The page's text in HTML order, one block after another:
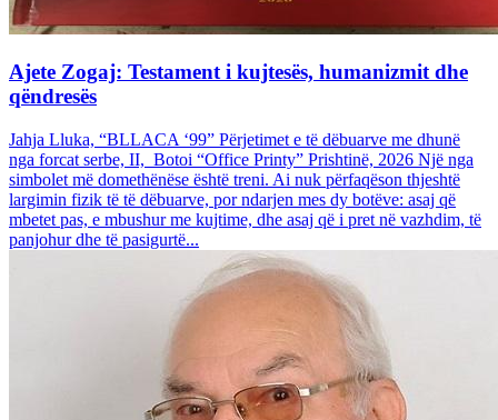
Ajete Zogaj: Testament i kujtesës, humanizmit dhe
qëndresës
Jahja Lluka, “BLLACA ‘99” Përjetimet e të dëbuarve me dhunë
nga forcat serbe, II, Botoi “Office Printy” Prishtinë, 2026 Një nga
simbolet më domethënëse është treni. Ai nuk përfaqëson thjeshtë
largimin fizik të të dëbuarve, por ndarjen mes dy botëve: asaj që
mbetet pas, e mbushur me kujtime, dhe asaj që i pret në vazhdim, të
panjohur dhe të pasigurtë...